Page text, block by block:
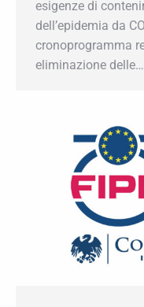
sociali nel rispetto
contenimento della
COVID-19. Il testo
relativo alla
Iscriviti
Mantieniti sempre
convenzioni e le
prepara per te.
Inserisci il